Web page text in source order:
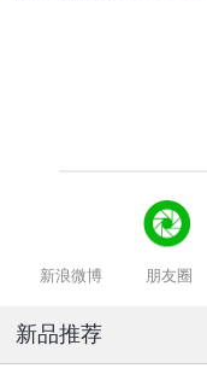
新浪微博 朋友圈
新品推荐